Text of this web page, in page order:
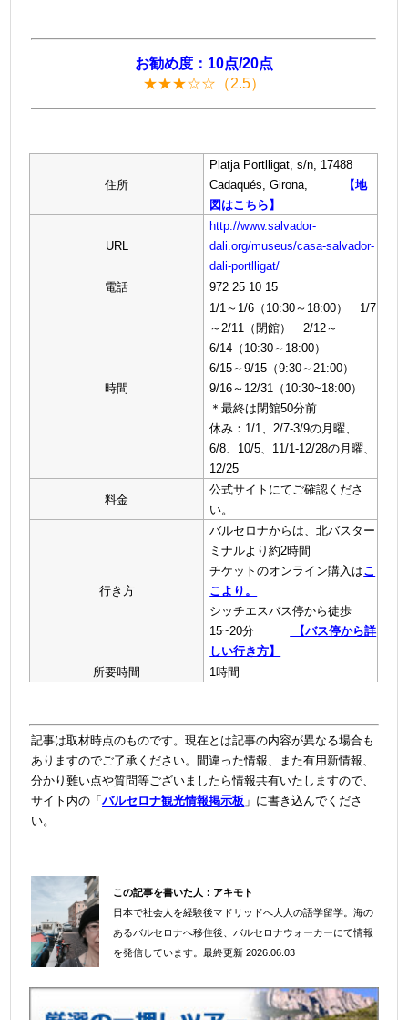
お勧め度：10点/20点
★★★☆☆（2.5）
住所
Platja Portlligat, s/n, 17488
Cadaqués, Girona,
【地
図はこちら】
URL
http://www.salvador-
dali.org/museus/casa-salvador-
dali-portlligat/
電話
972 25 10 15
時間
1/1～1/6（10:30～18:00） 1/7
～2/11（閉館） 2/12～
6/14（10:30～18:00）
6/15～9/15（9:30～21:00）
9/16～12/31（10:30~18:00）
＊最終は閉館50分前
休み：1/1、2/7-3/9の月曜、
6/8、10/5、11/1-12/28の月曜、
12/25
料金
公式サイトにてご確認くださ
い。
行き方
バルセロナからは、北バスター
ミナルより約2時間
チケットのオンライン購入はこ
こより。
シッチエスバス停から徒歩
15~20分
【バス停から詳
しい行き方】
所要時間
1時間
記事は取材時点のものです。現在とは記事の内容が異なる場合も
ありますのでご了承ください。間違った情報、また有用新情報、
分かり難い点や質問等ございましたら情報共有いたしますので、
サイト内の「バルセロナ観光情報掲示板 」に書き込んでくださ
い。
この記事を書いた人： アキモト
日本で社会人を経験後マドリッドへ大人の語学留学。海の
あるバルセロナへ移住後、バルセロナウォーカーにて情報
を発信しています。最終更新 2026.06.03